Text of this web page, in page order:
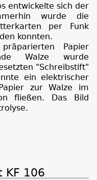
entwickelte sich der
wurde die
per Funk
konnten.
Papier
Walze wurde
"Schreibstift"
ein elektrischer
zur Walze im
fließen. Das Bild
KF 106